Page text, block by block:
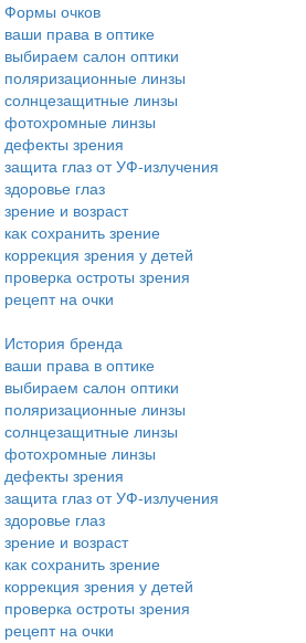
Формы очков
ваши права в оптике
выбираем салон оптики
поляризационные линзы
солнцезащитные линзы
фотохромные линзы
дефекты зрения
защита глаз от УФ-излучения
здоровье глаз
зрение и возраст
как сохранить зрение
коррекция зрения у детей
проверка остроты зрения
рецепт на очки
История бренда
ваши права в оптике
выбираем салон оптики
поляризационные линзы
солнцезащитные линзы
фотохромные линзы
дефекты зрения
защита глаз от УФ-излучения
здоровье глаз
зрение и возраст
как сохранить зрение
коррекция зрения у детей
проверка остроты зрения
рецепт на очки